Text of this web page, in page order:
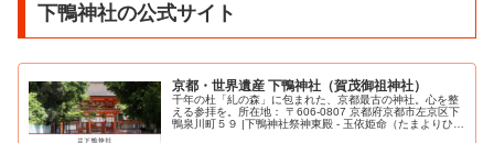
下鴨神社の公式サイト
京都・世界遺産 下鴨神社（賀茂御祖神社）
千年の杜「糺の森」に包まれた、京都最古の神社。心を整
える参拝を。所在地： 〒606-0807 京都府京都市左京区下
鴨泉川町５９ |下鴨神社祭神東殿 - 玉依姫命（たまよりひめ